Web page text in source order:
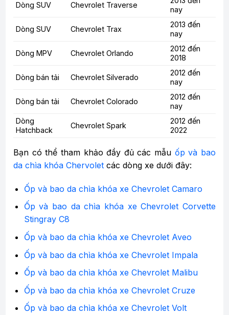
Dòng SUV Chevrolet Traverse
nay
Dòng SUV Chevrolet Trax
2013 đến
nay
Dòng MPV Chevrolet Orlando
2012 đến
2018
Dòng bán tải Chevrolet Silverado
2012 đến
nay
Dòng bán tải Chevrolet Colorado
2012 đến
nay
Dòng
Hatchback
Chevrolet Spark
2012 đến
2022
Bạn có thể tham khảo đầy đủ các mẫu ốp và bao
da chìa khóa Chervolet các dòng xe dưới đây:
Ốp và bao da chìa khóa xe Chevrolet Camaro
Ốp và bao da chìa khóa xe Chevrolet Corvette
Stingray C8
Ốp và bao da chìa khóa xe Chevrolet Aveo
Ốp và bao da chìa khóa xe Chevrolet Impala
Ốp và bao da chìa khóa xe Chevrolet Malibu
Ốp và bao da chìa khóa xe Chevrolet Cruze
Ốp và bao da chìa khóa xe Chevrolet Volt